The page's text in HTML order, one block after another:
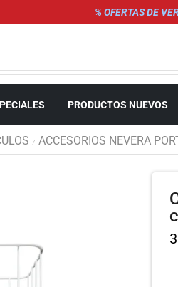
% OFERTAS DE
PRODUCTOS NUEVOS
/ ACCESORIOS NEVERA